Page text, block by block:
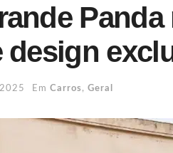
design
Em Carros , Geral